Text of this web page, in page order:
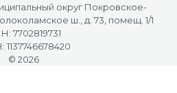
округ Покровское-
ш., д. 73, помещ. 1/1
7702819731
1137746678420
© 2026